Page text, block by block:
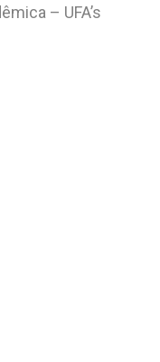
– UFA’s